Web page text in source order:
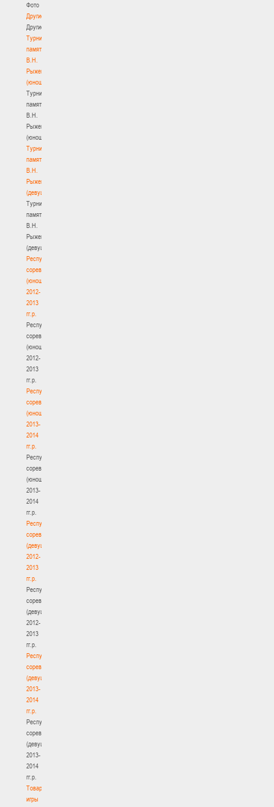
Фото
Другие
Другие
Турнир
памяти
В.Н.
Рыженкова
(юноши)
Турнир
памяти
В.Н.
Рыженкова
(юноши)
Турнир
памяти
В.Н.
Рыженкова
(девушки)
Турнир
памяти
В.Н.
Рыженкова
(девушки)
Республиканские
соревнования
(юноши)
2012-
2013
гг.р.
Республиканские
соревнования
(юноши)
2012-
2013
гг.р.
Республиканские
соревнования
(юноши)
2013-
2014
гг.р.
Республиканские
соревнования
(юноши)
2013-
2014
гг.р.
Республиканские
соревнования
(девушки)
2012-
2013
гг.р.
Республиканские
соревнования
(девушки)
2012-
2013
гг.р.
Республиканские
соревнования
(девушки)
2013-
2014
гг.р.
Республиканские
соревнования
(девушки)
2013-
2014
гг.р.
Товарищеские
игры